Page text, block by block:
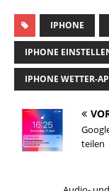
IPHONE
IPHONE
IPHONE WETTER-
teilen